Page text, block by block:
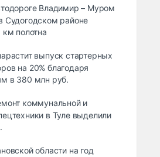
Владимир – Муром
Судогодском районе
км полотна
выпуск стартерных
на 20% благодаря
в 380 млн руб.
коммунальной и
в Туле выделили
области на год